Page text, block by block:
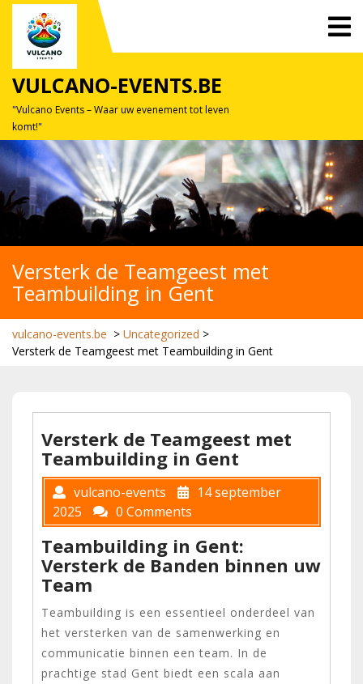
Skip
content
VULCANO-EVENTS.BE
"Vulcano Events – Waar uw evenement tot leven
komt!"
Versterk de Teamgeest met
Teambuilding in Gent
vulcano-events.be > Uncategorized >
Versterk de Teamgeest met Teambuilding in Gent
Versterk de Teamgeest met
Teambuilding in Gent
vulcano-events
14 september
2025
0 Comments
Teambuilding in Gent:
Versterk de Banden binnen uw
Team
Teambuilding is een essentieel onderdeel van
het versterken van de samenwerking en
communicatie binnen een team. In de
prachtige stad Gent biedt een scala aan